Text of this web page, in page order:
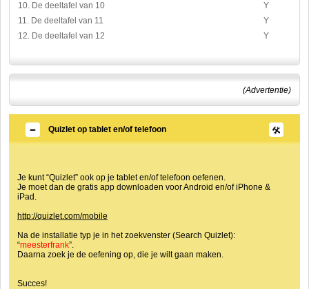
10. De deeltafel van 10
Y
11. De deeltafel van 11
Y
12. De deeltafel van 12
Y
(Advertentie)
Quizlet op tablet en/of telefoon
Je kunt “Quizlet” ook op je tablet en/of telefoon oefenen.
Je moet dan de gratis app downloaden voor Android en/of iPhone &
iPad.
http://quizlet.com/mobile
Na de installatie typ je in het zoekvenster (Search Quizlet):
“meesterfrank”.
Daarna zoek je de oefening op, die je wilt gaan maken.
Succes!